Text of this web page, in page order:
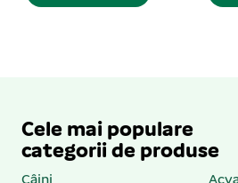
Cele mai populare
categorii de produse